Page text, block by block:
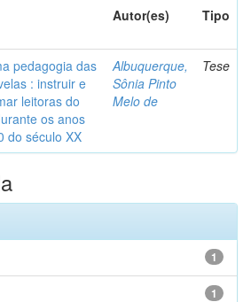
Autor(es) Tipo
pedagogia das
: instruir e
leitoras do
os anos
do século XX
Albuquerque,
Sônia Pinto
Melo de
Tese
1
1